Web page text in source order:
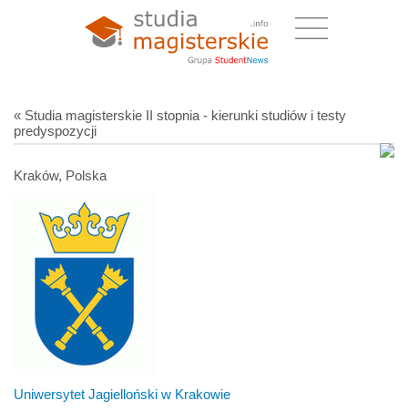
« Studia magisterskie II stopnia - kierunki studiów i testy
predyspozycji
Kraków, Polska
Uniwersytet Jagielloński w Krakowie